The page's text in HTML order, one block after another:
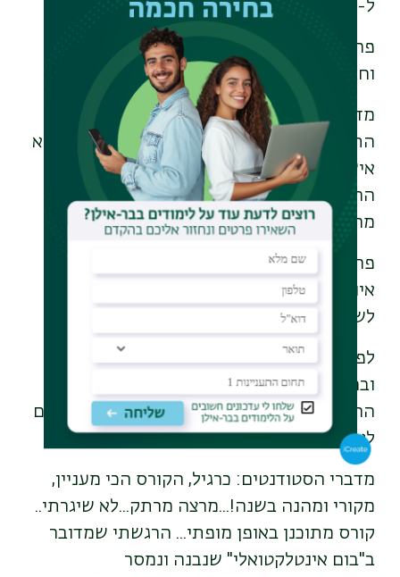
ל-ש-מ-ר!!!
פרופ' אורן הרמן (התכנית למדע, טכנולוגיה
וחברה)
מדברי ראש התכנית: פרופ' הרמן נערץ כראש
התכנית שלנו ע"י הסטודנטים והסגל כאחד. הוא
איש חינוך למופת, מרצה בחסד ומנחה מצטיין.
ההשקעה של פרופ' הרמן בהכנת הקורסים
מרשימה.
פרופ' הרמן הוא מרצה מעולה משום שהוא
אינטלקטואל יוצא דופן ובלתי שגרתי שמוכן
לשתף סטודנטים בעולמו הרוחני.
לפרופ' הרמן יש קסם בלהט האינטלקטואלי
ובחריפות שכלו, שמעורר השראה והחיים
הרוחניים של סגל התכנית והסטודנטים עשירים
לאין שיעור בגללו.
מדברי הסטודנטים: כרגיל, הקורס הכי מעניין,
מקורי ומהנה בשנה!...מרצה מרתק...לא שיגרתי..
קורס מתוכנן באופן מופתי... הרגשתי שמדובר
ב"בום אינטלקטואלי" שנבנה ונמסר